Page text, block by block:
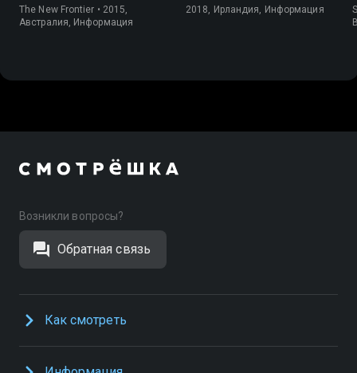
The New Frontier • 2015,
Австралия, Информация
2018, Ирландия, Информация
Возникли вопросы?
Обратная связь
Как смотреть